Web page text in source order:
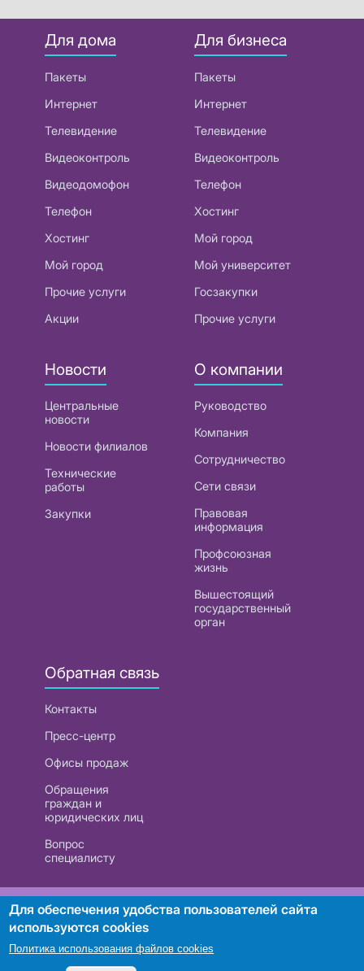
Для дома
Пакеты
Интернет
Телевидение
Видеоконтроль
Видеодомофон
Телефон
Хостинг
Мой город
Прочие услуги
Акции
Для бизнеса
Пакеты
Интернет
Телевидение
Видеоконтроль
Телефон
Хостинг
Мой город
Мой университет
Госзакупки
Прочие услуги
Новости
Центральные
новости
Новости филиалов
Технические
работы
Закупки
О компании
Руководство
Компания
Сотрудничество
Сети связи
Правовая
информация
Профсоюзная
жизнь
Вышестоящий
государственный
орган
Обратная связь
Контакты
Пресс-центр
Офисы продаж
Обращения
граждан и
юридических лиц
Вопрос
специалисту
РУП «Белтелеком». УНП 101007741
Для обеспечения удобства пользователей сайта
используются cookies
Политика использования файлов cookies